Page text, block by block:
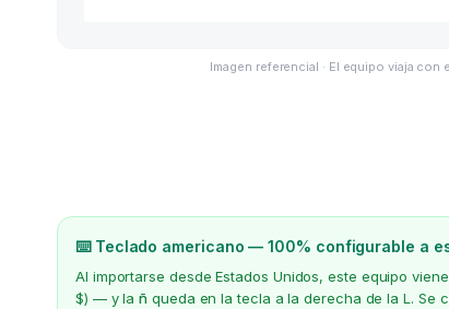
Imagen referencial · El equipo viaja con
⌨️ Teclado americano — 100% configurable a
Al importarse desde Estados Unidos, este equipo
$) — y lañ queda en la tecla a la derecha de la L. Se